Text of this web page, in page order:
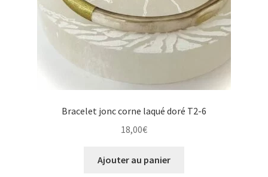
Bracelet jonc corne laqué doré T2-6
18,00€
Ajouter au panier